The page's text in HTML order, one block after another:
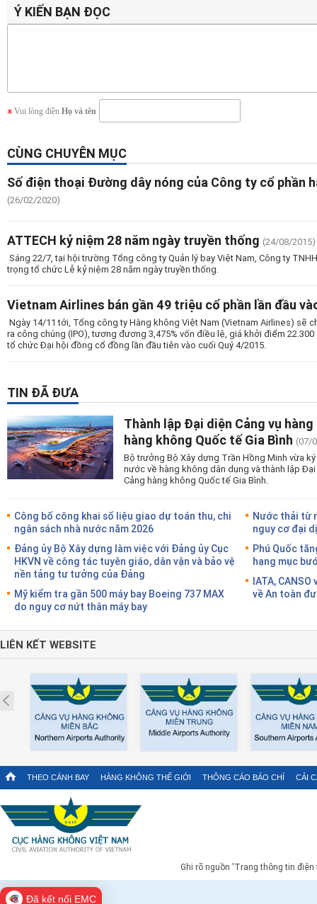
Ý KIẾN BẠN ĐỌC
Vui lòng điền Họ và tên
CÙNG CHUYÊN MỤC
Số điện thoại Đường dây nóng của Công ty cổ phần
(26/02/2020)
ATTECH kỷ niệm 28 năm ngày truyền thống (24/08/2015)
Sáng 22/7, tại hội trường Tổng công ty Quản lý bay Việt Nam, Công ty
trọng tổ chức Lễ kỷ niệm 28 năm ngày truyền thống.
Vietnam Airlines bán gần 49 triệu cổ phần lần đầu
Ngày 14/11 tới, Tổng công ty Hàng không Việt Nam (Vietnam Airlines) sẽ
ra công chúng (IPO), tương đương 3,475% vốn điều lệ, giá khởi điểm
tổ chức Đại hội đồng cổ đồng lần đầu tiên vào cuối Quý 4/2015.
TIN ĐÃ ĐƯA
Thành lập Đại diện Cảng vụ
hàng không Quốc tế Gia Bình (07/
Bộ trưởng Bộ Xây dựng Trần Hồng Minh vừa
nước về hàng không dân dụng và thành lập
Cảng hàng không Quốc tế Gia Bình.
Công bố công khai số liệu giao dự toán thu, chi
ngân sách nhà nước năm 2026
Đảng ủy Bộ Xây dựng làm việc với Đảng ủy Cục
HKVN về công tác tuyên giáo, dân vận và bảo vệ
nền tảng tư tưởng của Đảng
Mỹ kiểm tra gần 500 máy bay Boeing 737 MAX
do nguy cơ nứt thân máy bay
Nước thải từ
nguy cơ đại
Phú Quốc
hạng mục
IATA,
về An toàn
LIÊN KẾT WEBSITE
Prev
THEO CÁNH BAY HÀNG KHÔNG THẾ GIỚI THÔNG CÁO BÁO CHÍ CẢI
Ghi rõ nguồn 'Trang thông tin
Đã kết nối EMC